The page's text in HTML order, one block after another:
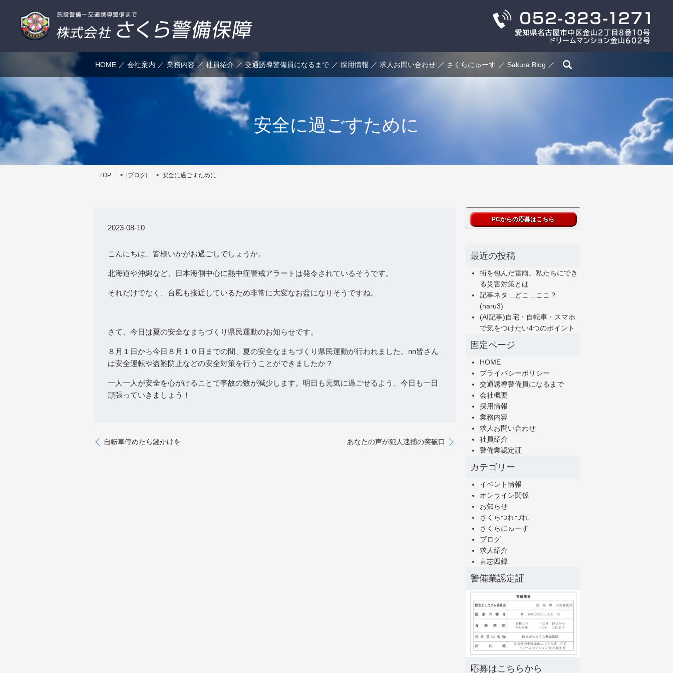
HOME 会社案内 業務内容 社員紹介 交通誘導警備員になるまで 採用情報 求人お問い合わせ さくらにゅーす Sakura Blog
安全に過ごすために
TOP [ブログ] 安全に過ごすために
2023-08-10
こんにちは、皆様いかがお過ごしでしょうか。
北海道や沖縄など、日本海側中心に熱中症警戒アラートは発令されているそうです。
それだけでなく、台風も接近しているため非常に大変なお盆になりそうですね。
さて、今日は夏の安全なまちづくり県民運動のお知らせです。
８月１日から今日８月１０日までの間、夏の安全なまちづくり県民運動が行われました。nn皆さん
は安全運転や盗難防止などの安全対策を行うことができましたか？
一人一人が安全を心がけることで事故の数が減少します。明日も元気に過ごせるよう、今日も一日
頑張っていきましょう！
自転車停めたら鍵かけを あなたの声が犯人逮捕の突破口
最近の投稿
街を包んだ雷雨。私たちにでき
る災害対策とは
記事ネタ…どこ…ここ？
(haru3)
(AI記事)自宅・自転車・スマホ
で気をつけたい4つのポイント
固定ページ
HOME
プライバシーポリシー
交通誘導警備員になるまで
会社概要
採用情報
業務内容
求人お問い合わせ
社員紹介
警備業認定証
カテゴリー
イベント情報
オンライン関係
お知らせ
さくらつれづれ
さくらにゅーす
ブログ
求人紹介
言志四録
警備業認定証
応募はこちらから